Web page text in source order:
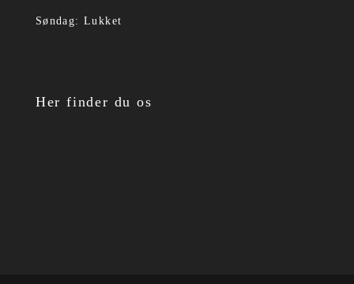
Søndag: Lukket
Her finder du os